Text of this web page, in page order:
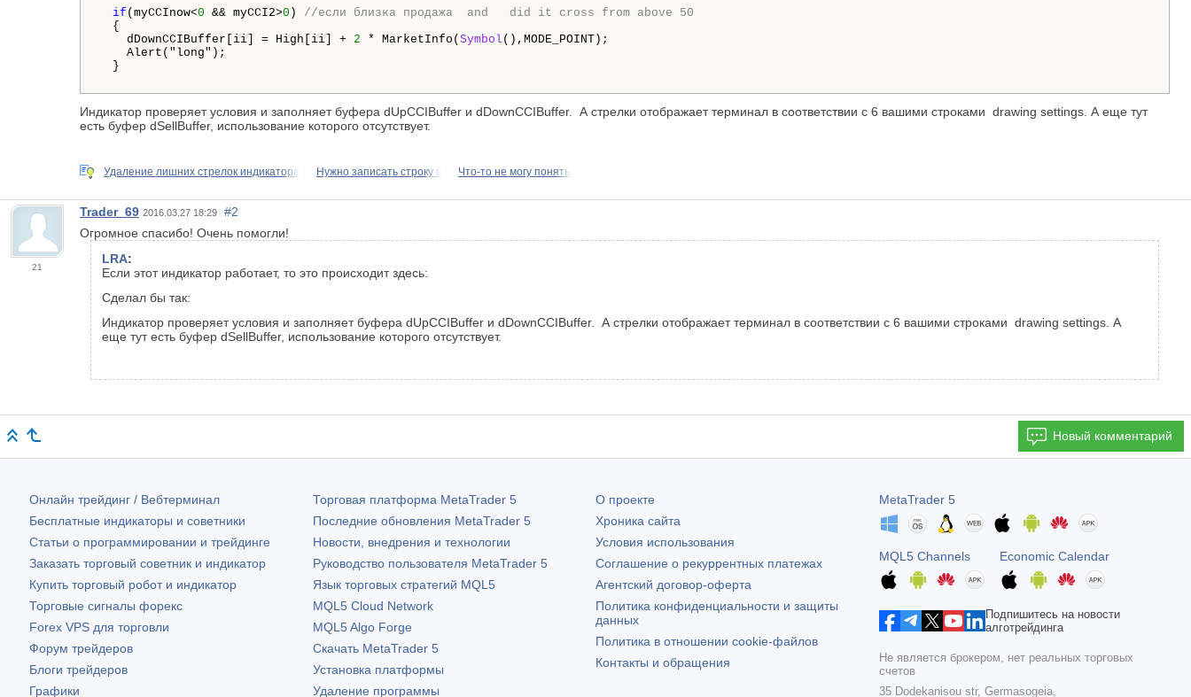
if (myCCInow<0 && myCCI2>0 ) //если близка продажа  and
   did it cross from above 50
  {
dDownCCIBuffer[ii] = High[ii] + 2 * MarketInfo( Symbol (),MODE_POINT);
    Alert("long");
}
Индикатор проверяет условия и заполняет буфера dUpCCIBuffer и dDownCCIBuffer. А стрелки отображает терминал в соответствии с 6 вашими строками drawing settings. А еще тут
есть буфер dSellBuffer, использование которого отсутствует.
Удаление лишних стрелок индикатора Нужно записать строку в Что-то не могу понять,
21
Trader_69 2016.03.27 18:29
#2
Огромное спасибо! Очень помогли!
LRA:
Если этот индикатор работает, то это происходит здесь:
Сделал бы так:
Индикатор проверяет условия и заполняет буфера dUpCCIBuffer и dDownCCIBuffer. А стрелки отображает терминал в соответствии с 6 вашими строками drawing settings. А
еще тут есть буфер dSellBuffer, использование которого отсутствует.
Новый комментарий
Онлайн трейдинг / Вебтерминал
Бесплатные индикаторы и советники
Статьи о программировании и трейдинге
Заказать торговый советник и индикатор
Купить торговый робот и индикатор
Торговые сигналы форекс
Forex VPS для торговли
Форум трейдеров
Блоги трейдеров
Графики
Торговая платформа MetaTrader 5
Последние обновления MetaTrader 5
Новости, внедрения и технологии
Руководство пользователя MetaTrader 5
Язык торговых стратегий MQL5
MQL5 Cloud Network
MQL5 Algo Forge
Скачать MetaTrader 5
Установка платформы
Удаление программы
О проекте
Хроника сайта
Условия использования
Соглашение о рекуррентных платежах
Агентский договор-оферта
Политика конфиденциальности и защиты
данных
Политика в отношении cookie-файлов
Контакты и обращения
MetaTrader 5
MQL5 Channels Economic Calendar
Подпишитесь на новости
алготрейдинга
Не является брокером, нет реальных торговых
счетов
35 Dodekanisou str, Germasogeia,